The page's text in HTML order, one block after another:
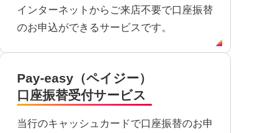
インターネットからご来店不要で口座振替
のお申込ができるサービスです。
Pay-easy（ペイジー）
口座振替受付サービス
当行のキャッシュカードで口座振替のお申